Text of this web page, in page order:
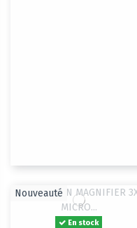
Nouveauté
En stock